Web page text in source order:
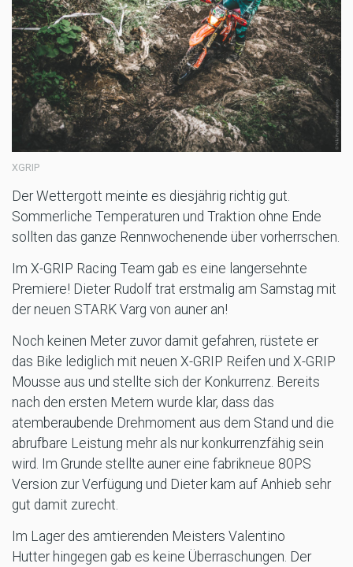
XGRIP
Der Wettergott meinte es diesjährig richtig gut.
Sommerliche Temperaturen und Traktion ohne Ende
sollten das ganze Rennwochenende über vorherrschen.
Im X-GRIP Racing Team gab es eine langersehnte
Premiere! Dieter Rudolf trat erstmalig am Samstag mit
der neuen STARK Varg von auner an!
Noch keinen Meter zuvor damit gefahren, rüstete er
das Bike lediglich mit neuen X-GRIP Reifen und X-GRIP
Mousse aus und stellte sich der Konkurrenz. Bereits
nach den ersten Metern wurde klar, dass das
atemberaubende Drehmoment aus dem Stand und die
abrufbare Leistung mehr als nur konkurrenzfähig sein
wird. Im Grunde stellte auner eine fabrikneue 80PS
Version zur Verfügung und Dieter kam auf Anhieb sehr
gut damit zurecht.
Im Lager des amtierenden Meisters Valentino
Hutter hingegen gab es keine Überraschungen. Der